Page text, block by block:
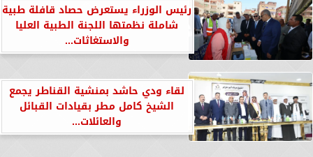
رئيس الوزراء يستعرض حصاد قافلة طبية
شاملة نظمتها اللجنة الطبية العليا
والاستغاثات...
لقاء ودي حاشد بمنشية القناطر يجمع
الشيخ كامل مطر بقيادات القبائل
والعائلات...